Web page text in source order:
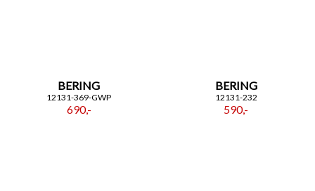
BERING
12131-369-GWP
690,-
BERING
12131-232
590,-